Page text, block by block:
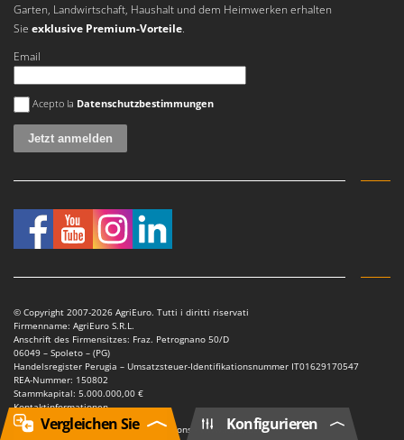
Garten, Landwirtschaft, Haushalt und dem Heimwerken erhalten
Sie exklusive Premium-Vorteile.
Email
Es ist ein Fehler aufgetreten
Acepto la Datenschutzbestimmungen
© Copyright 2007-2026 AgriEuro. Tutti i diritti riservati
Firmenname: AgriEuro S.R.L.
Anschrift des Firmensitzes: Fraz. Petrognano 50/D
06049 – Spoleto – (PG)
Handelsregister Perugia – Umsatzsteuer-Identifikationsnummer IT01629170547
REA-Nummer: 150802
Stammkapital: 5.000.000,00 €
Kontaktinformationen
Powered by Kaleido | Digital Productions - www.kalei.doKonfigurieren
Vergleichen Sie